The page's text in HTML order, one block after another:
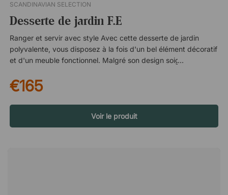
SCANDINAVIAN SELECTION
Desserte de jardin F.E
Ranger et servir avec style Avec cette desserte de jardin
polyvalente, vous disposez à la fois d'un bel élément décoratif
et d'un meuble fonctionnel. Malgré son design soigné, le F.E
voulez, grâce aux deux étagères et au support astucieux qui
peut contenir jusqu'à trois bouteilles. Déplacez le chariot où
vous voulez Le F.E est équipé de deux grandes roues qui
ajoutent du caractère au design, tout en rendant le chariot
facile à déplacer. Il suffit de soulever la poignée intégrée et de
€165
Voir le produit